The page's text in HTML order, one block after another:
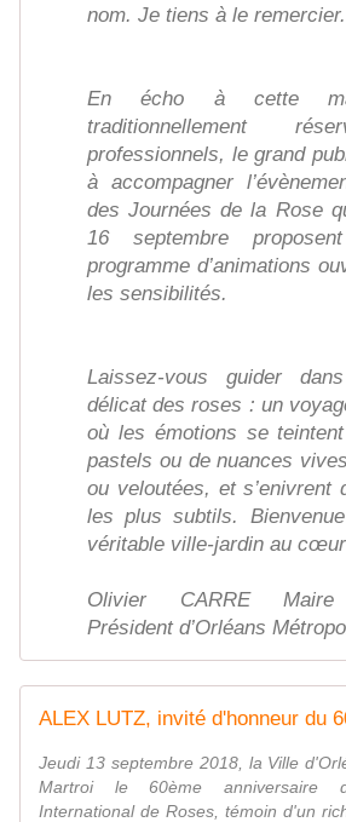
nom. Je tiens à le remercier.
En écho à cette
traditionnellement
professionnels, le grand
à accompagner
des Journées de la Rose
16 septembre
programme d’animations
les sensibilités.
Laissez-vous guider
délicat des roses : un
où les émotions se
pastels ou de nuances
ou veloutées, et s’enivrent
les plus subtils.
véritable ville-jardin au
Olivier CARRE Maire
Président d’Orléans
Jeudi 13 septembre 2018, la Ville
Martroi le 60ème anniversaire
International de Roses, témoin d'un